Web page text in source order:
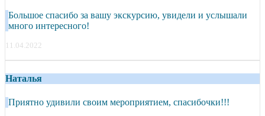
Большое спасибо за вашу экскурсию, увидели и услышали
много интересного!
11.04.2022
Наталья
Приятно удивили своим мероприятием, спасибочки!!!